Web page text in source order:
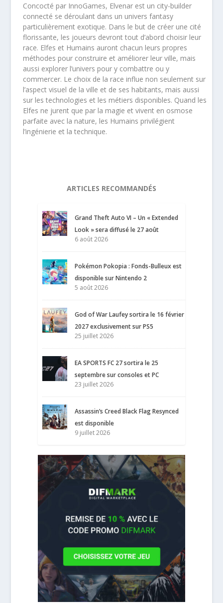
Concocté par InnoGames, Elvenar est un city-builder
connecté se déroulant dans un univers fantasy
particulièrement exotique. Dans le but de créer une cité
florissante, les joueurs devront tout d’abord choisir leur
race. Elfes et Humains auront chacun leurs propres
méthodes pour construire et améliorer leur ville, mais
aussi explorer l’univers pour y combattre ou y
commercer. Le choix de la race influe non seulement sur
l’aspect visuel de la ville et de ses habitants, mais aussi
sur les technologies et les métiers disponibles. Quand les
Elfes ne jurent que par la magie et vivent en osmose
parfaite avec la nature, les Humains privilégient
l’ingénierie et la technique.
ARTICLES RECOMMANDÉS
Grand Theft Auto VI – Un « Extended
Look » sera diffusé le 27 août
6 août 2026
Pokémon Pokopia : Fonds-Bulleux est
disponible sur Nintendo 2
5 août 2026
God of War Laufey sortira le 16 février
2027 exclusivement sur PS5
25 juillet 2026
EA SPORTS FC 27 sortira le 25
septembre sur consoles et PC
23 juillet 2026
Assassin’s Creed Black Flag Resynced
est disponible
9 juillet 2026